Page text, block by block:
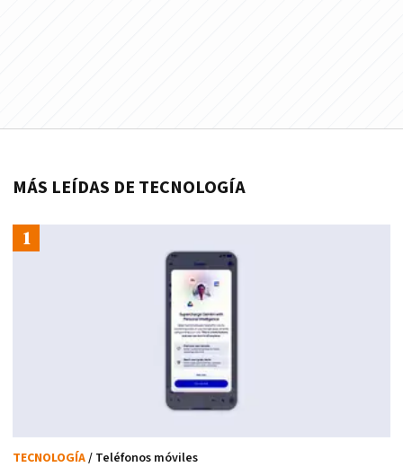
MÁS LEÍDAS DE TECNOLOGÍA
TECNOLOGÍA/ Teléfonos móviles